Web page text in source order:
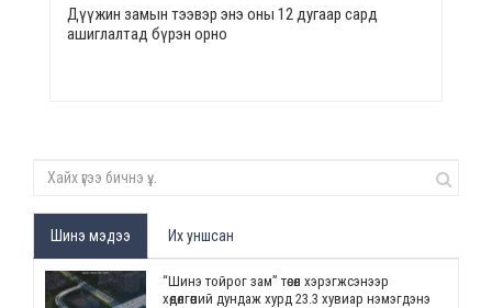
Дүүжин замын тээвэр энэ оны 12 дугаар сард
ашиглалтад бүрэн орно
Шинэ мэдээ Их уншсан
“Шинэ тойрог зам” төсөл хэрэгжсэнээр
хөдөлгөөний дундаж хурд 23.3 хувиар нэмэгдэнэ